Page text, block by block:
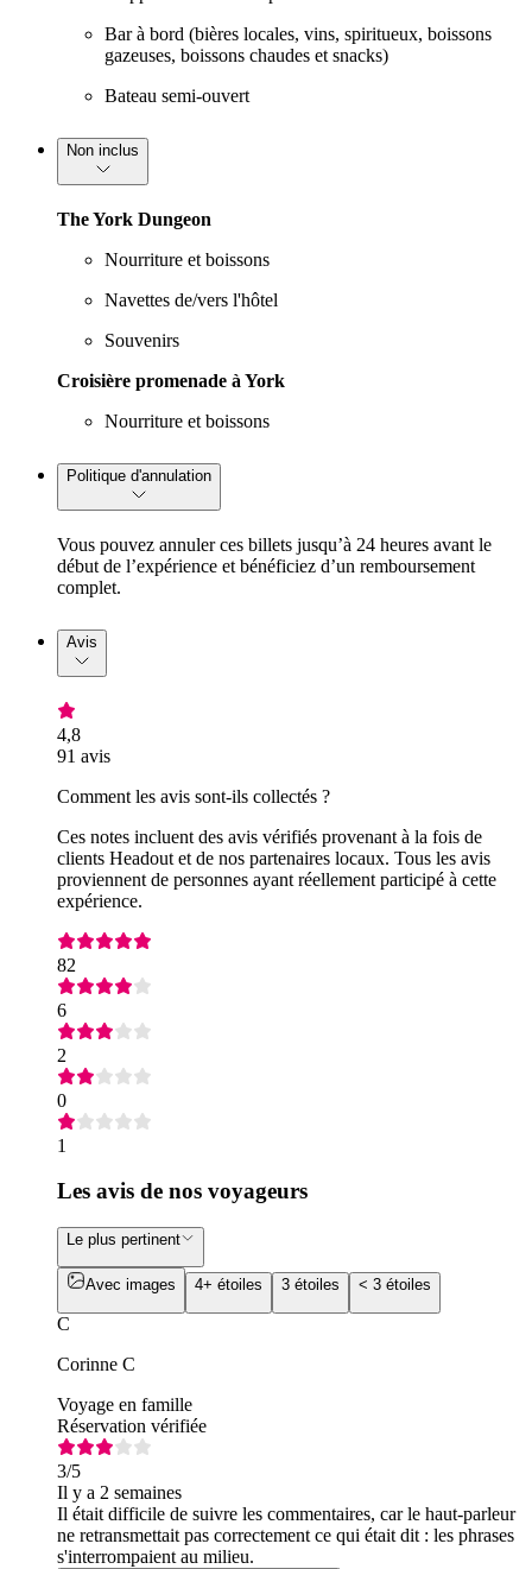
Bar à bord (bières locales, vins, spiritueux, boissons
gazeuses, boissons chaudes et snacks)
Bateau semi-ouvert
Non inclus
The York Dungeon
Nourriture et boissons
Navettes de/vers l'hôtel
Souvenirs
Croisière promenade à York
Nourriture et boissons
Politique d'annulation
Vous pouvez annuler ces billets jusqu’à 24 heures avant le
début de l’expérience et bénéficiez d’un remboursement
complet.
Avis
4,8
91 avis
Comment les avis sont-ils collectés ?
Ces notes incluent des avis vérifiés provenant à la fois de
clients Headout et de nos partenaires locaux. Tous les avis
proviennent de personnes ayant réellement participé à cette
expérience.
82
6
2
0
1
Les avis de nos voyageurs
Le plus pertinent
Avec images 4+ étoiles 3 étoiles < 3 étoiles
C
Corinne C
Voyage en famille
Réservation vérifiée
3/5
Il y a 2 semaines
Il était difficile de suivre les commentaires, car le haut-parleur
ne retransmettait pas correctement ce qui était dit : les phrases
s'interrompaient au milieu.